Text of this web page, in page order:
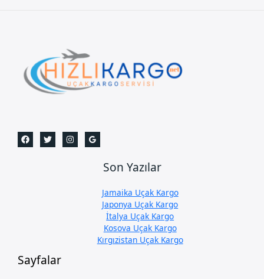
Son Yazılar
Jamaika Uçak Kargo
Japonya Uçak Kargo
İtalya Uçak Kargo
Kosova Uçak Kargo
Kırgızistan Uçak Kargo
Sayfalar